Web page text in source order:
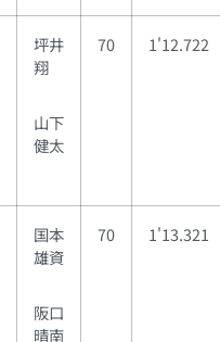
坪井
翔
山下
健太
70 1'12.722
国本
雄資
阪口
晴南
70 1'13.321